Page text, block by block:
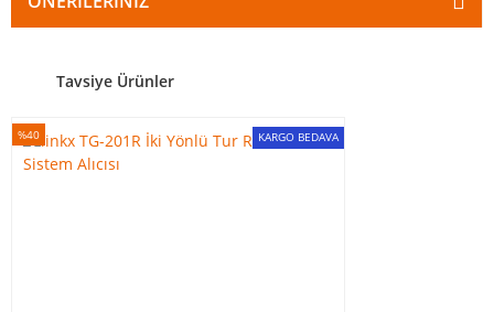
Tavsiye Ürünler
KARGO BEDAVA
%40